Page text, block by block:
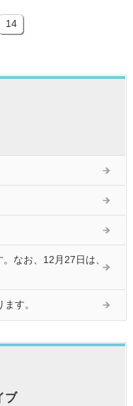
14
なお、12月27日は、
す。
ブ